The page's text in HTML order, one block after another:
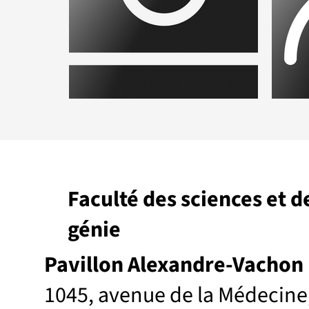
Placeholder.png
Pavillon Alexandre-Vachon
1045, avenue de la
Faculté des sciences et
génie